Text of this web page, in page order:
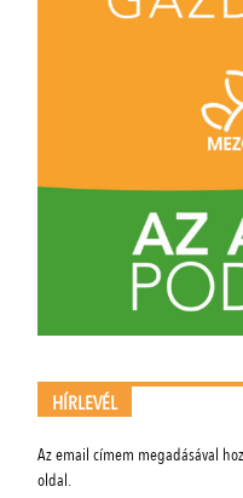
HÍRLEVÉL
Az email címem megadásával
oldal.